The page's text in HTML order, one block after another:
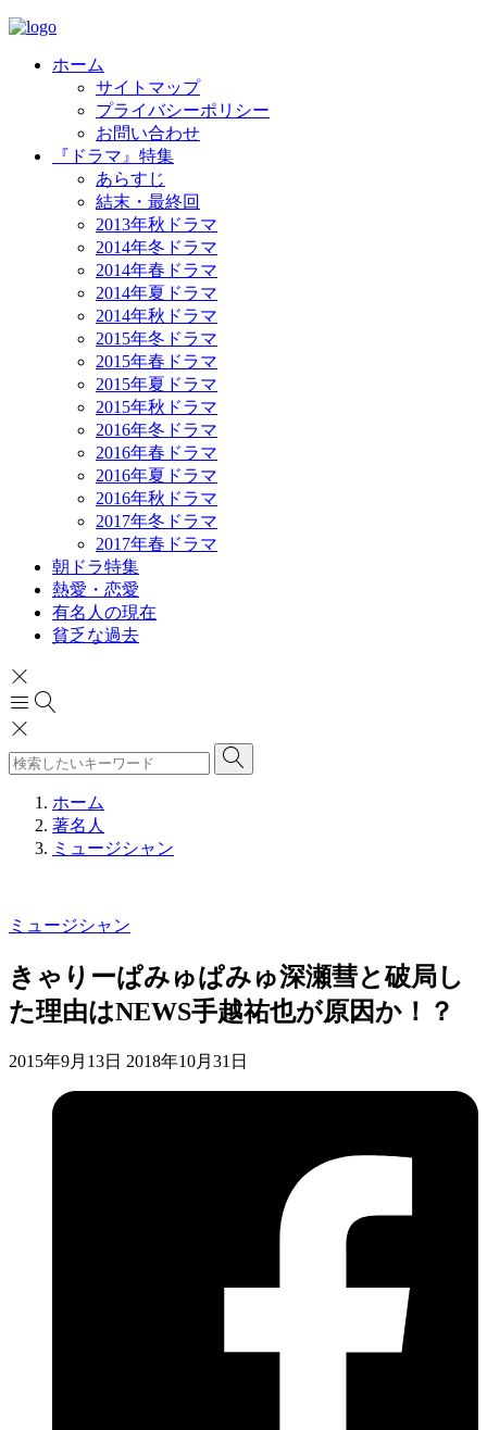
ホーム
サイトマップ
プライバシーポリシー
お問い合わせ
『ドラマ』特集
あらすじ
結末・最終回
2013年秋ドラマ
2014年冬ドラマ
2014年春ドラマ
2014年夏ドラマ
2014年秋ドラマ
2015年冬ドラマ
2015年春ドラマ
2015年夏ドラマ
2015年秋ドラマ
2016年冬ドラマ
2016年春ドラマ
2016年夏ドラマ
2016年秋ドラマ
2017年冬ドラマ
2017年春ドラマ
朝ドラ特集
熱愛・恋愛
有名人の現在
貧乏な過去
ホーム
著名人
ミュージシャン
ミュージシャン
きゃりーぱみゅぱみゅ深瀬彗と破局し
た理由はNEWS手越祐也が原因か！？
2015年9月13日 2018年10月31日